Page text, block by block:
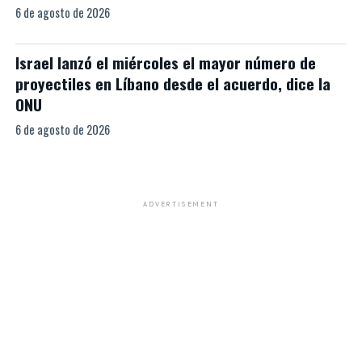
6 de agosto de 2026
Israel lanzó el miércoles el mayor número de
proyectiles en Líbano desde el acuerdo, dice la
ONU
6 de agosto de 2026
ADVERTISEMENT